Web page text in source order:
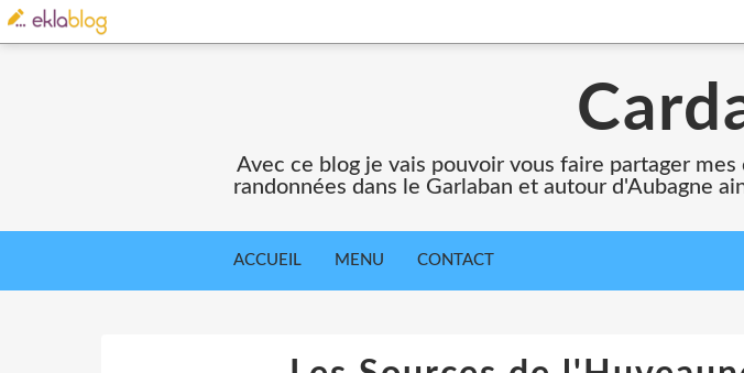
Avec ce blog je vais pouvoir vous faire partager
randonnées dans le Garlaban et autour d'Aubagne
ACCUEIL MENU CONTACT